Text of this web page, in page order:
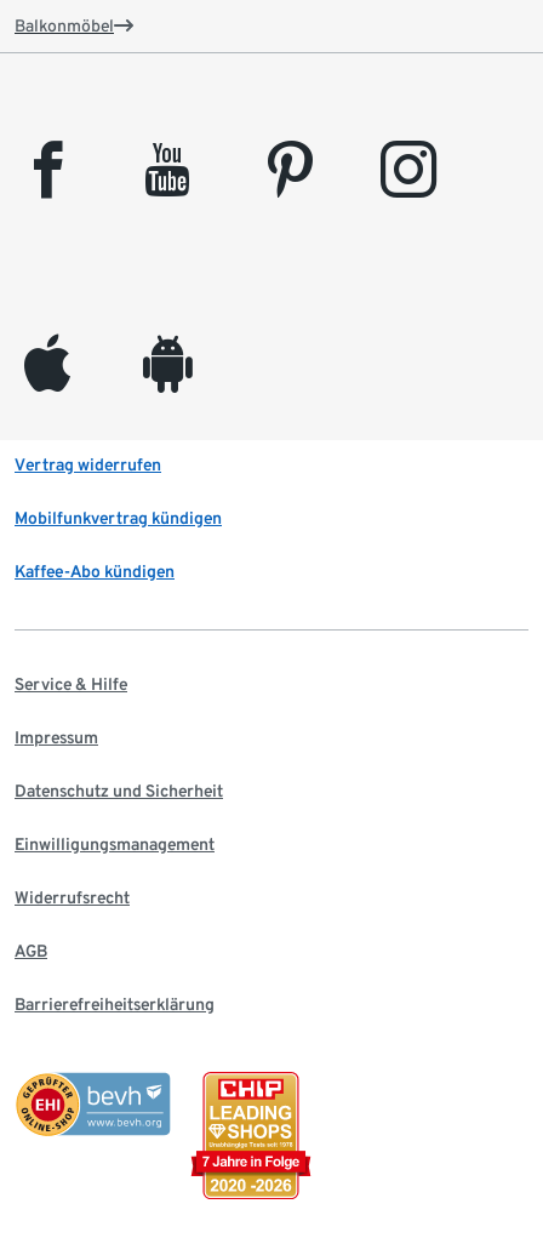
Balkonmöbel
facebook youtube pinterest instagram
appleinc android
Vertrag widerrufen
Mobilfunkvertrag kündigen
Kaffee-Abo kündigen
Service & Hilfe
Impressum
Datenschutz und Sicherheit
Einwilligungsmanagement
Widerrufsrecht
AGB
Barrierefreiheitserklärung